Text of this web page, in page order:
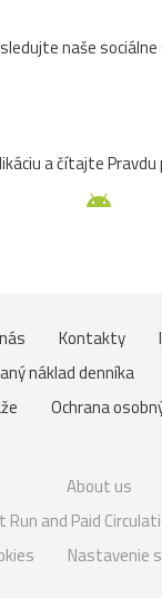
sledujte naše
a čítajte Pravdu
Kontakty
náklad denníka
Ochrana
About us
Run and Paid
Nastavenie